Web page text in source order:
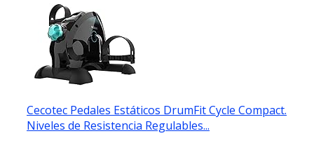
Cecotec Pedales Estáticos DrumFit Cycle Compact.
Niveles de Resistencia Regulables...